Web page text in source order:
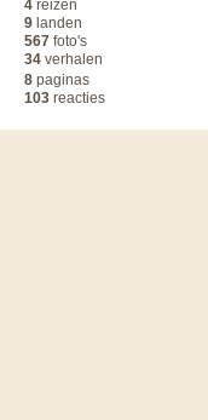
4 reizen
9 landen
567 foto's
34 verhalen
8 paginas
103 reacties